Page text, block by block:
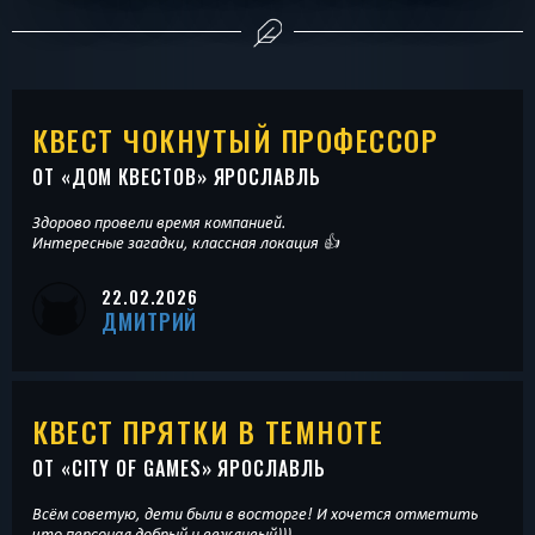
КВЕСТ ЧОКНУТЫЙ ПРОФЕССОР
ОТ «ДОМ КВЕСТОВ» ЯРОСЛАВЛЬ
Здорово провели время компанией.
Интересные загадки, классная локация 👍
22.02.2026
ДМИТРИЙ
КВЕСТ ПРЯТКИ В ТЕМНОТЕ
ОТ «CITY OF GAMES» ЯРОСЛАВЛЬ
Всём советую, дети были в восторге! И хочется отметить